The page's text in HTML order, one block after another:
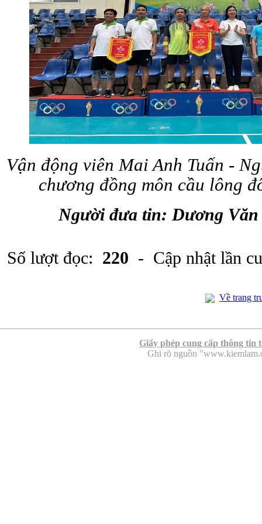
Vận động viên Mai Anh Tuấn -
chương đồng môn cầu lông
Người đưa tin: Dương
Số lượt đọc: 220 - Cập nhật lần
Về trang
Giấy phép cung cấp thông tin
Ghi rõ nguồn